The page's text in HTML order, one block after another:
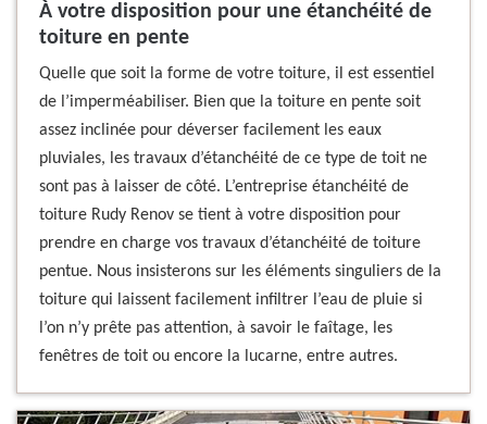
À votre disposition pour une étanchéité de
toiture en pente
Quelle que soit la forme de votre toiture, il est essentiel
de l’imperméabiliser. Bien que la toiture en pente soit
assez inclinée pour déverser facilement les eaux
pluviales, les travaux d’étanchéité de ce type de toit ne
sont pas à laisser de côté. L’entreprise étanchéité de
toiture Rudy Renov se tient à votre disposition pour
prendre en charge vos travaux d’étanchéité de toiture
pentue. Nous insisterons sur les éléments singuliers de la
toiture qui laissent facilement infiltrer l’eau de pluie si
l’on n’y prête pas attention, à savoir le faîtage, les
fenêtres de toit ou encore la lucarne, entre autres.